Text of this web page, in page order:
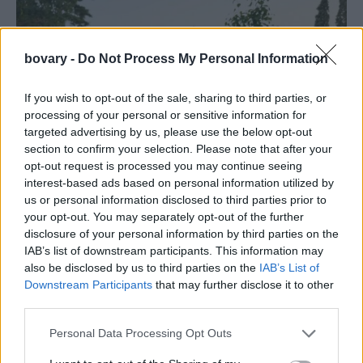
bovary - Do Not Process My Personal Information
If you wish to opt-out of the sale, sharing to third parties, or
processing of your personal or sensitive information for
targeted advertising by us, please use the below opt-out
section to confirm your selection. Please note that after your
opt-out request is processed you may continue seeing
interest-based ads based on personal information utilized by
us or personal information disclosed to third parties prior to
your opt-out. You may separately opt-out of the further
disclosure of your personal information by third parties on the
IAB’s list of downstream participants. This information may
also be disclosed by us to third parties on the IAB’s List of
Downstream Participants that may further disclose it to other
Personal Data Processing Opt Outs